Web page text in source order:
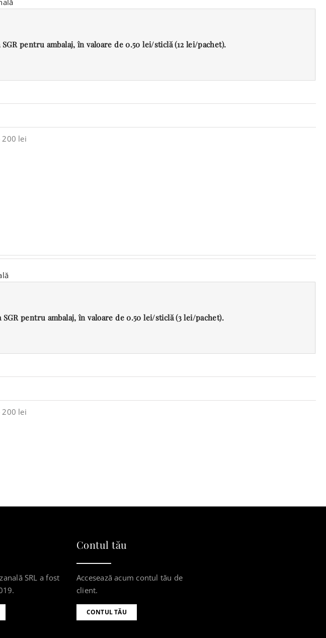
pentru ambalaj, în valoare de 0.50 lei/sticlă (12 lei/pachet).
200 lei
pentru ambalaj, în valoare de 0.50 lei/sticlă (3 lei/pachet).
200 lei
SRL a fost
Contul tău
Accesează acum contul tău de
client.
CONTUL TĂU